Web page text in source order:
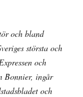
och bland
största och
och
Bonnier, ingår
och